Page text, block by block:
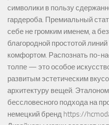
символики в пользу
гардероба. Премиальный
себе не громким именем, а
благородной простотой
комфортом. Распознать по-
толпе — это особое
развитым эстетическим
архитектуру вещей. Эталоном
бессловесного подхода на
немецкий бренд https://